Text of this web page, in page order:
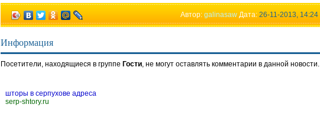
Автор: galinasaw Дата: 26-11-2013, 14:24
Информация
Посетители, находящиеся в группе Гости, не могут оставлять комментарии в данной новости.
шторы в серпухове адреса
serp-shtory.ru